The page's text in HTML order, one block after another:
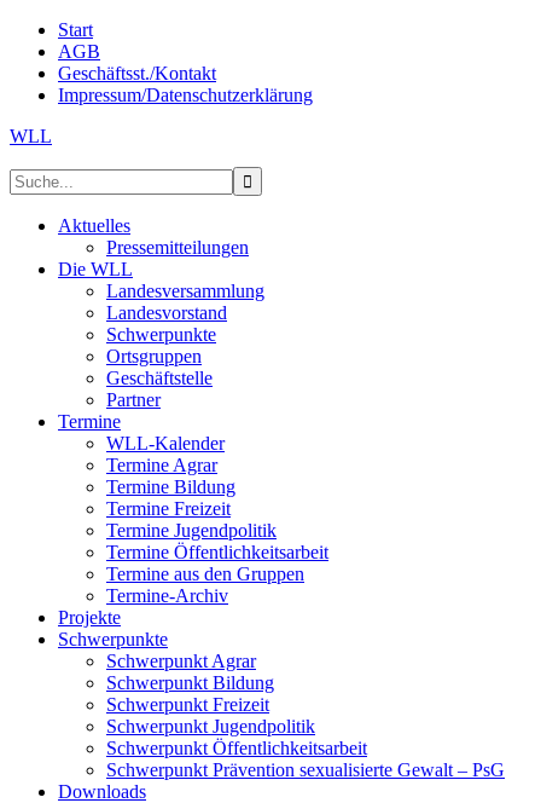
Start
AGB
Geschäftsst./Kontakt
Impressum/Datenschutzerklärung
WLL
Aktuelles
Pressemitteilungen
Die WLL
Landesversammlung
Landesvorstand
Schwerpunkte
Ortsgruppen
Geschäftstelle
Partner
Termine
WLL-Kalender
Termine Agrar
Termine Bildung
Termine Freizeit
Termine Jugendpolitik
Termine Öffentlichkeitsarbeit
Termine aus den Gruppen
Termine-Archiv
Projekte
Schwerpunkte
Schwerpunkt Agrar
Schwerpunkt Bildung
Schwerpunkt Freizeit
Schwerpunkt Jugendpolitik
Schwerpunkt Öffentlichkeitsarbeit
Schwerpunkt Prävention sexualisierte Gewalt – PsG
Downloads